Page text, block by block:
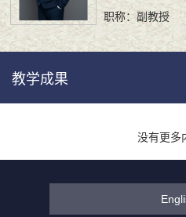
职称：副教授
教学成果
没有更多